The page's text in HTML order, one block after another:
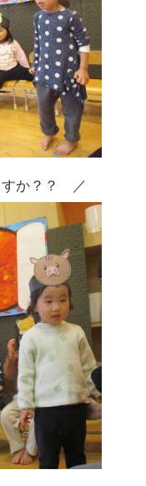
か？？ ／